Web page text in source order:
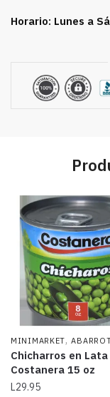
cantidad
Horario: Lunes a
MINIMARKET,
Chicharros en Lata
Costanera 15 oz
L29.95